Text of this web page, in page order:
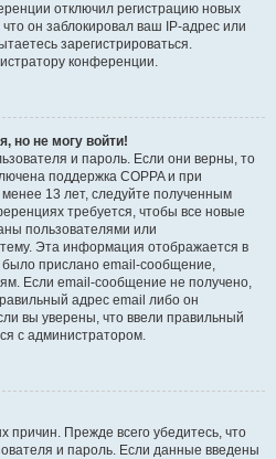
отключил регистрацию новых
он заблокировал ваш IP-адрес или
зарегистрироваться.
конференции.
но не могу войти!
и пароль. Если они верны, то
поддержка COPPA и при
13 лет, следуйте полученным
требуется, чтобы все новые
пользователями или
Эта информация отображается в
было прислано email-сообщение,
Если email-сообщение не получено,
адрес email либо он
вы уверены, что ввели правильный
с администратором.
причин. Прежде всего убедитесь, что
и пароль. Если данные введены